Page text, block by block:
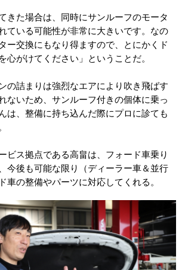
きた場合は、同時にサンルーフのモータ
ている可能性が非常に大きいです。なの
ー交換にもなり得ますので、とにかくド
心がけてください」ということだ。
の詰まりは強烈なエアにより吹き飛ばす
ないため、サンルーフ付きの個体に乗っ
は、整備に持ち込んだ際にプロに診ても
ビス拠点である高畠は、フォード車乗り
今後も可能な限り（ディーラー車＆並行
車の整備やパーツに対応してくれる。